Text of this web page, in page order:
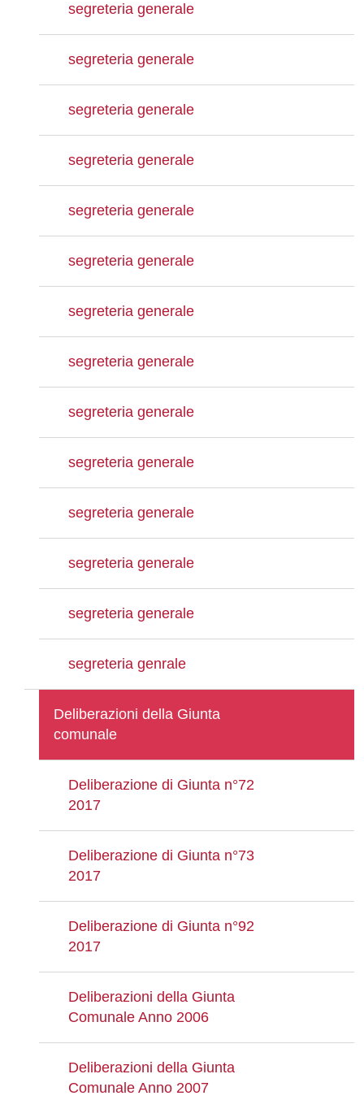
segreteria generale
segreteria generale
segreteria generale
segreteria generale
segreteria generale
segreteria generale
segreteria generale
segreteria generale
segreteria generale
segreteria generale
segreteria generale
segreteria generale
segreteria generale
segreteria genrale
Deliberazioni della Giunta
comunale
Deliberazione di Giunta n°72
2017
Deliberazione di Giunta n°73
2017
Deliberazione di Giunta n°92
2017
Deliberazioni della Giunta
Comunale Anno 2006
Deliberazioni della Giunta
Comunale Anno 2007